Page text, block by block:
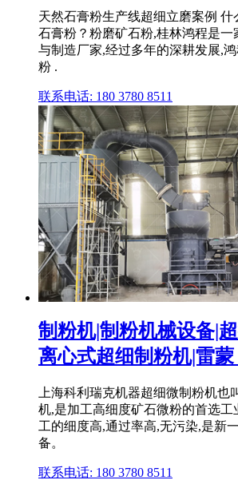
天然石膏粉生产线超细立磨案例 什
石膏粉？粉磨矿石粉,桂林鸿程是
与制造厂家,经过多年的深耕发展,
粉 .
联系电话: 180 3780 8511
制粉机|制粉机械设备|
离心式超细制粉机|雷蒙
上海科利瑞克机器超细微制粉机也
机,是加工高细度矿石微粉的首选工
工的细度高,通过率高,无污染,是新
备。
联系电话: 180 3780 8511